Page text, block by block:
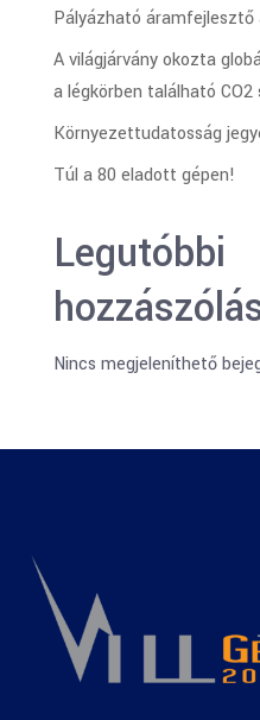
Pályázható
A világjárvány okozta
a légkörben található
Környezettudatosság
Túl a 80 eladott gépen!
Legutóbbi
Nincs megjeleníthető